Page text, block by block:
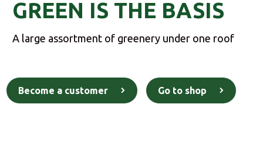
GREEN IS THE BASIS
A large assortment of greenery under one roof
Become a customer Go to shop